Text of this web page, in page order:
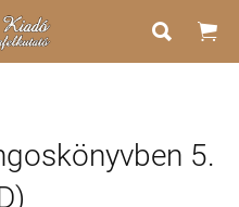
 
5.